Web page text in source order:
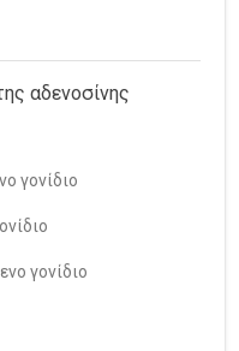
αδενοσίνης
γονίδιο
γονίδιο